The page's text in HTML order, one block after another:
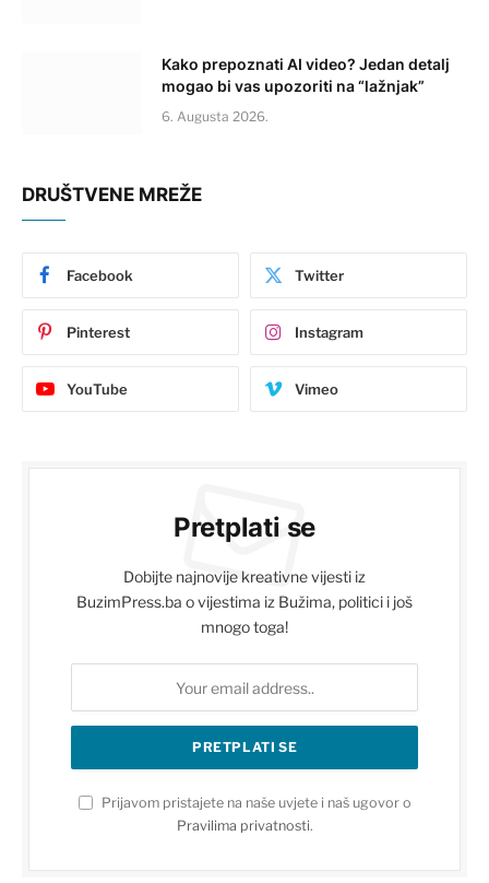
Kako prepoznati AI video? Jedan detalj
mogao bi vas upozoriti na “lažnjak”
6. Augusta 2026.
DRUŠTVENE MREŽE
Facebook Twitter
Pinterest Instagram
YouTube Vimeo
Pretplati se
Dobijte najnovije kreativne vijesti iz
BuzimPress.ba o vijestima iz Bužima, politici i još
mnogo toga!
Prijavom pristajete na naše uvjete i naš ugovor o
Pravilima privatnosti.